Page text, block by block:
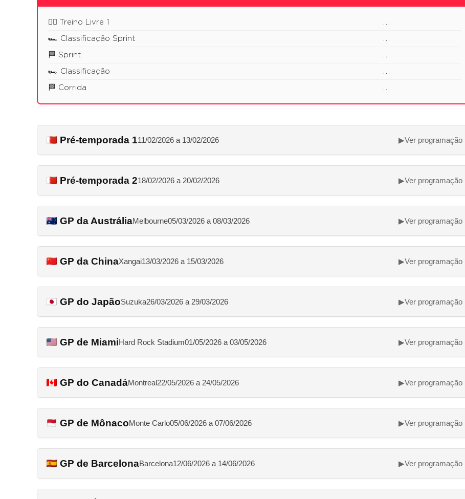
🏋️‍♂️ Treino Livre 1 ...
🏎️ Classificação Sprint ...
🏁 Sprint ...
🏎️ Classificação ...
🏁 Corrida ...
Pré-temporada 111/02/2026 a 13/02/2026 ▶Ver programação
Pré-temporada 218/02/2026 a 20/02/2026 ▶Ver programação
GP da AustráliaMelbourne05/03/2026 a 08/03/2026 ▶Ver programação
GP da ChinaXangai13/03/2026 a 15/03/2026 ▶Ver programação
GP do JapãoSuzuka26/03/2026 a 29/03/2026 ▶Ver programação
GP de MiamiHard Rock Stadium01/05/2026 a 03/05/2026 ▶Ver programação
GP do CanadáMontreal22/05/2026 a 24/05/2026 ▶Ver programação
GP de MônacoMonte Carlo05/06/2026 a 07/06/2026 ▶Ver programação
GP de BarcelonaBarcelona12/06/2026 a 14/06/2026 ▶Ver programação